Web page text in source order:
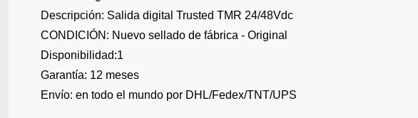
Descripción: Salida digital Trusted TMR 24/48Vdc
CONDICIÓN: Nuevo sellado de fábrica - Original
Disponibilidad:1
Garantía: 12 meses
Envío: en todo el mundo por DHL/Fedex/TNT/UPS